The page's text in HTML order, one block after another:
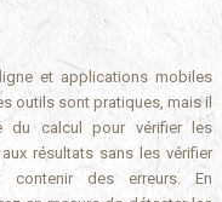
et applications mobiles
outils sont pratiques, mais il
du calcul pour vérifier les
résultats sans les vérifier
contenir des erreurs. En